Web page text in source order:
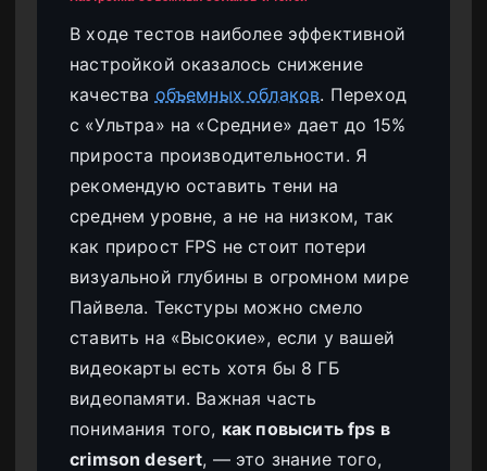
В ходе тестов наиболее эффективной
настройкой оказалось снижение
качества объемных облаков. Переход
с «Ультра» на «Средние» дает до 15%
прироста производительности. Я
рекомендую оставить тени на
среднем уровне, а не на низком, так
как прирост FPS не стоит потери
визуальной глубины в огромном мире
Пайвела. Текстуры можно смело
ставить на «Высокие», если у вашей
видеокарты есть хотя бы 8 ГБ
видеопамяти. Важная часть
понимания того, как повысить fps в
crimson desert, — это знание того,